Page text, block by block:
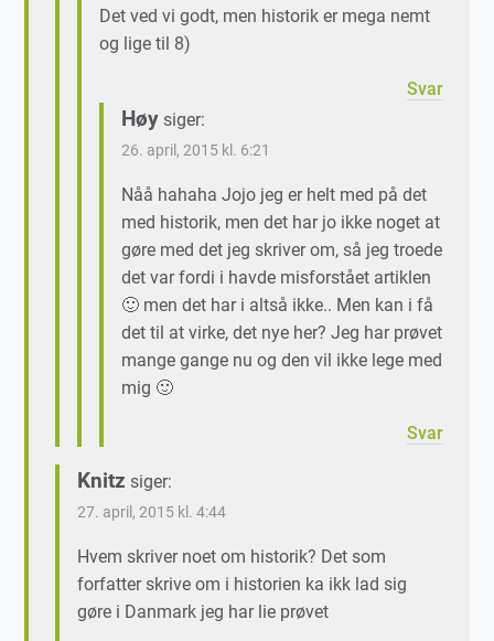
Det ved vi godt, men historik er mega nemt
og lige til 8)
Svar
Høy siger:
26. april, 2015 kl. 6:21
Nåå hahaha Jojo jeg er helt med på det
med historik, men det har jo ikke noget at
gøre med det jeg skriver om, så jeg troede
det var fordi i havde misforstået artiklen
🙂 men det har i altså ikke.. Men kan i få
det til at virke, det nye her? Jeg har prøvet
mange gange nu og den vil ikke lege med
mig 🙂
Svar
Knitz siger:
27. april, 2015 kl. 4:44
Hvem skriver noet om historik? Det som
forfatter skrive om i historien ka ikk lad sig
gøre i Danmark jeg har lie prøvet